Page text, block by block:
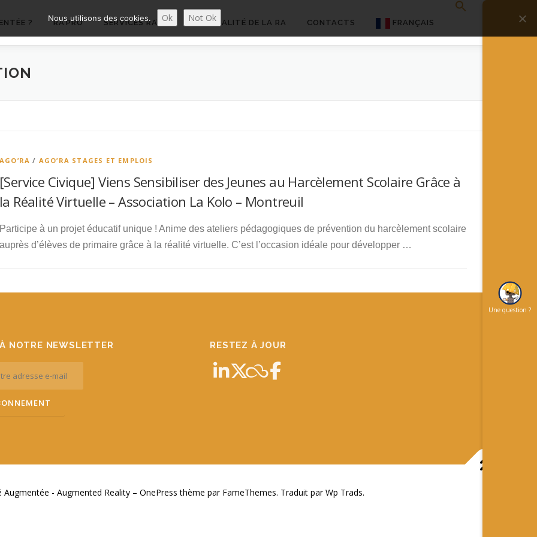
? RA’PRO SERVICES RA’PRO ACTUALITÉ DE LA RA CONTACTS FRANÇAIS
Español
AGO’RA / AGO’RA STAGES ET EMPLOIS
[Service Civique] Viens Sensibiliser des Jeunes au Harcèlement Scolaire Grâce à
la Réalité Virtuelle – Association La Kolo – Montreuil
Participe à un projet éducatif unique ! Anime des ateliers pédagogiques de prévention du harcèlement scolaire
auprès d’élèves de primaire grâce à la réalité virtuelle. C’est l’occasion idéale pour développer …
NOTRE NEWSLETTER RESTEZ À JOUR
- Augmented Reality – OnePress thème par FameThemes. Traduit par Wp Trads.
Une question ?
Nous utilisons des cookies. Ok Not Ok